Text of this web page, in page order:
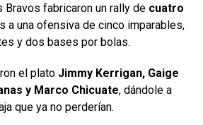
fabricaron un rally de cuatro
a una ofensiva de cinco imparables,
y dos bases por bolas.
el plato Jimmy Kerrigan, Gaige
y Marco Chicuate, dándole a
que ya no perderían.